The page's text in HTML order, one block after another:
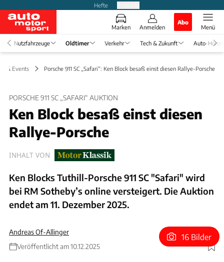
Hefte
Marken Anmelden
Abo
Menü
Nutzfahrzeuge Oldtimer Verkehr Tech & Zukunft Auto-
& Events Porsche 911 SC „Safari“: Ken Block besaß einst diesen Rallye-Porsche
PORSCHE 911 SC „SAFARI“ AUKTION
Ken Block besaß einst diesen
Rallye-Porsche
INHALT VON
Ken Blocks Tuthill-Porsche 911 SC "Safari" wird
bei RM Sotheby’s online versteigert. Die Auktion
endet am 11. Dezember 2025.
Andreas Of-Allinger
Veröffentlicht am 10.12.2025
Foto: Robin Adams/RM Sotheby's/Audi AG (Montage)
16 Bilder